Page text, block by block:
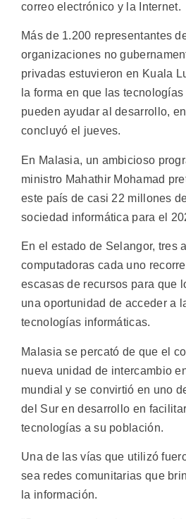
correo electrónico y la Internet.
Más de 1.200 representantes
organizaciones no
privadas estuvieron en Kuala
la forma en que las
pueden ayudar al desarrollo,
concluyó el jueves.
En Malasia, un ambicioso
ministro Mahathir Mohamad
este país de casi 22 millones
sociedad informática para el
En el estado de Selangor, tres
computadoras cada uno
escasas de recursos para que
una oportunidad de acceder a
tecnologías informáticas.
Malasia se percató de que el
nueva unidad de intercambio
mundial y se convirtió en uno
del Sur en desarrollo en
tecnologías a su población.
Una de las vías que utilizó
sea redes comunitarias que
la información.